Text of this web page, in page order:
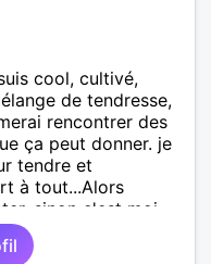
cool, cultivé,
de tendresse,
rencontrer des
ça peut donner. je
tendre et
à tout...Alors
sinon c'est moi
pas! je suis